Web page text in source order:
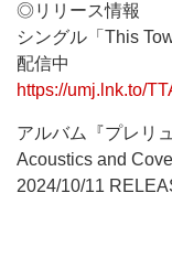
◎リリース情報
シングル「This
配信中
https://umj.lnk.to/
アルバム『プレリ
Acoustics and
2024/10/11